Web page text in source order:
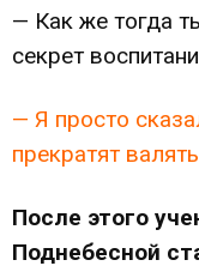
— Как же тогда
секрет
— Я просто
прекратят
После этого
Поднебесной